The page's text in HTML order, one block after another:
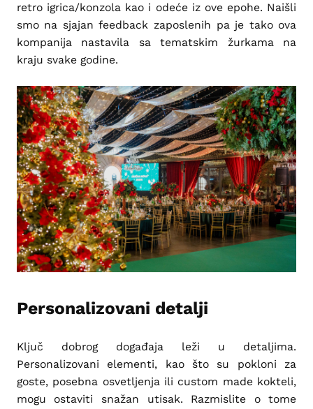
retro igrica/konzola kao i odeće iz ove epohe. Naišli
smo na sjajan feedback zaposlenih pa je tako ova
kompanija nastavila sa tematskim žurkama na
kraju svake godine.
Personalizovani detalji
Ključ dobrog događaja leži u detaljima.
Personalizovani elementi, kao što su pokloni za
goste, posebna osvetljenja ili custom made kokteli,
mogu ostaviti snažan utisak. Razmislite o tome